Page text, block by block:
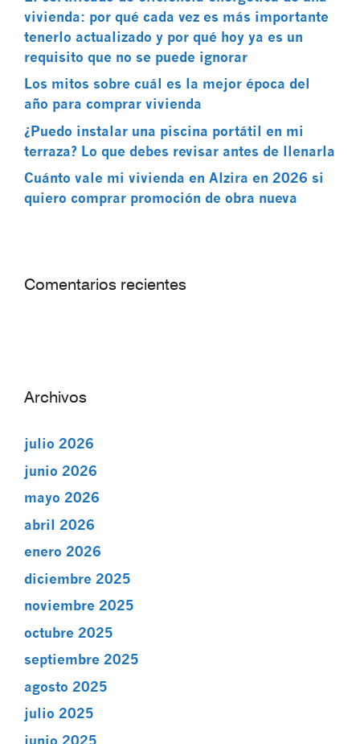
vivienda: por qué cada vez es más importante
tenerlo actualizado y por qué hoy ya es un
requisito que no se puede ignorar
Los mitos sobre cuál es la mejor época del
año para comprar vivienda
¿Puedo instalar una piscina portátil en mi
terraza? Lo que debes revisar antes de llenarla
Cuánto vale mi vivienda en Alzira en 2026 si
quiero comprar promoción de obra nueva
Comentarios recientes
Archivos
julio 2026
junio 2026
mayo 2026
abril 2026
enero 2026
diciembre 2025
noviembre 2025
octubre 2025
septiembre 2025
agosto 2025
julio 2025
junio 2025